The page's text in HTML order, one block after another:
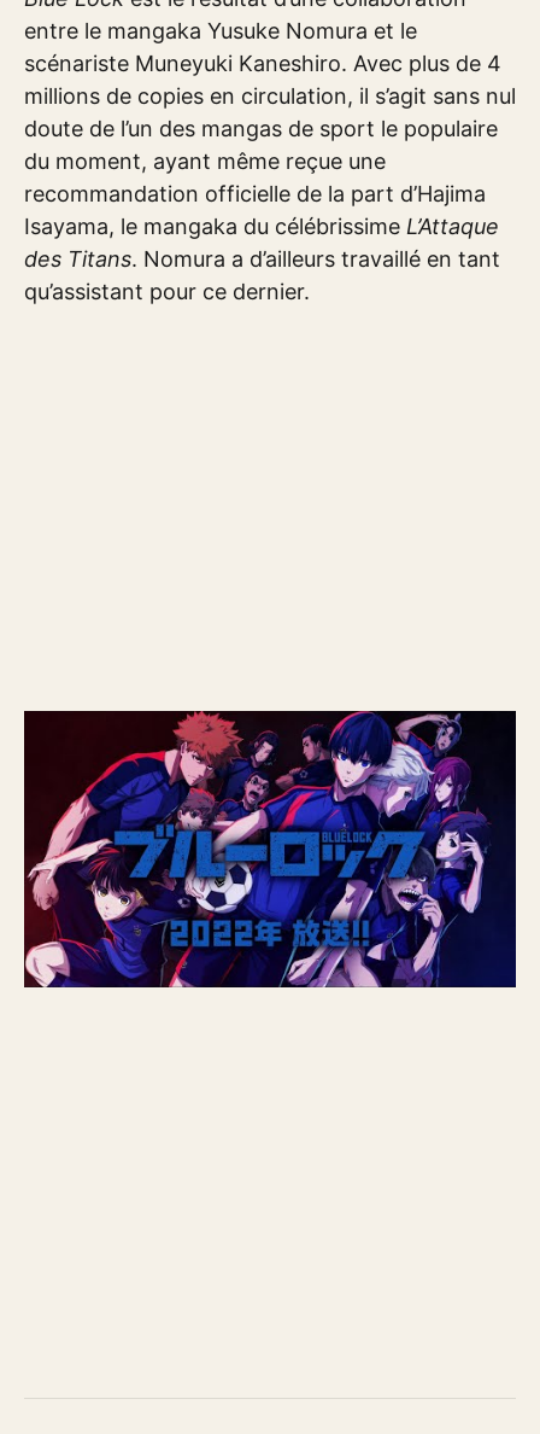
entre le mangaka Yusuke Nomura et le
scénariste Muneyuki Kaneshiro. Avec plus de 4
millions de copies en circulation, il s’agit sans nul
doute de l’un des mangas de sport le populaire
du moment, ayant même reçue une
recommandation officielle de la part d’Hajima
Isayama, le mangaka du célébrissime L’Attaque
des Titans. Nomura a d’ailleurs travaillé en tant
qu’assistant pour ce dernier.